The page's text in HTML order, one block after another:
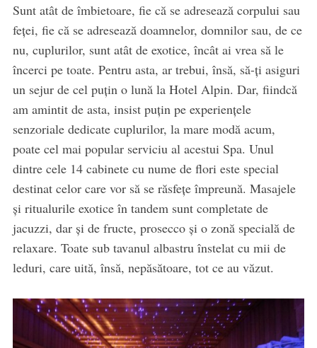
Sunt atât de îmbietoare, fie că se adresează corpului sau
feței, fie că se adresează doamnelor, domnilor sau, de ce
nu, cuplurilor, sunt atât de exotice, încât ai vrea să le
încerci pe toate. Pentru asta, ar trebui, însă, să-ți asiguri
un sejur de cel puțin o lună la Hotel Alpin. Dar, fiindcă
am amintit de asta, insist puțin pe experiențele
senzoriale dedicate cuplurilor, la mare modă acum,
poate cel mai popular serviciu al acestui Spa. Unul
dintre cele 14 cabinete cu nume de flori este special
destinat celor care vor să se răsfețe împreună. Masajele
și ritualurile exotice în tandem sunt completate de
jacuzzi, dar și de fructe, prosecco și o zonă specială de
relaxare. Toate sub tavanul albastru înstelat cu mii de
leduri, care uită, însă, nepăsătoare, tot ce au văzut.